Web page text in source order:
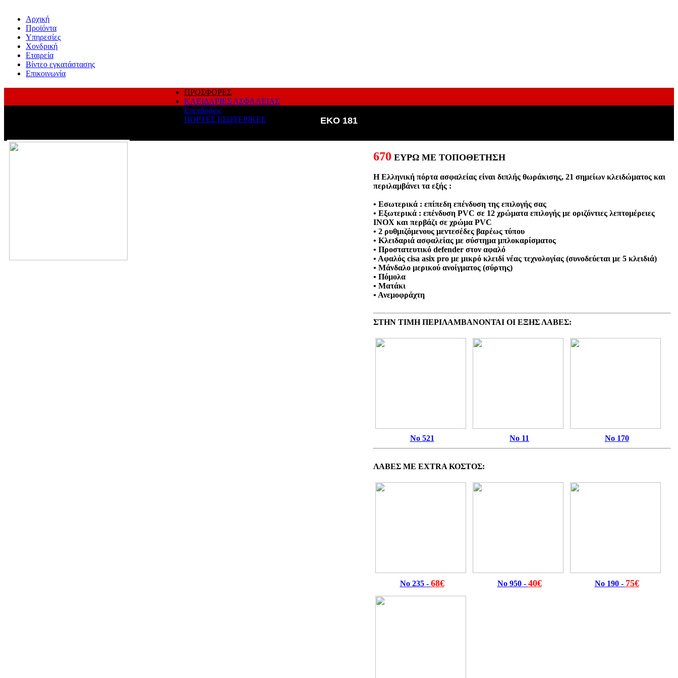
Αρχική
Προϊόντα
Υπηρεσίες
Χονδρική
Εταιρεία
Βίντεο εγκατάστασης
Επικοινωνία
ΠΡΟΣΦΟΡΕΣ
ΚΛΕΙΔΑΡΙΕΣ ΑΣΦΑΛΕΙΑΣ
Επενδύσεις
ΠΟΡΤΕΣ ΕΣΩΤΕΡΙΚΕΣ
EKO 181
670 ΕΥΡΩ ΜΕ ΤΟΠΟΘΕΤΗΣΗ
Η Ελληνική πόρτα ασφαλείας είναι διπλής θωράκισης, 21 σημείων κλειδώματος και
περιλαμβάνει τα εξής :
• Εσωτερικά : επίπεδη επένδυση της επιλογής σας
• Εξωτερικά : επένδυση PVC σε 12 χρώματα επιλογής με οριζόντιες λεπτομέρειες
ΙΝΟΧ και περβάζι σε χρώμα PVC
• 2 ρυθμιζόμενους μεντεσέδες βαρέως τύπου
• Κλειδαριά ασφαλείας με σύστημα μπλοκαρίσματος
• Προστατευτικό defender στον αφαλό
• Αφαλός cisa asix pro με μικρό κλειδί νέας τεχνολογίας (συνοδεύεται με 5 κλειδιά)
• Μάνδαλο μερικού ανοίγματος (σύρτης)
• Πόμολα
• Ματάκι
• Ανεμοφράχτη
ΣΤΗΝ ΤΙΜΗ ΠΕΡΙΛΑΜΒΑΝΟΝΤΑΙ ΟΙ ΕΞΗΣ ΛΑΒΕΣ:
Νο 521 Νο 11 Νο 170
ΛΑΒΕΣ ΜΕ EXTRA ΚΟΣΤΟΣ:
Νο 235 - 68€ Νο 950 - 40€ Νο 190 - 75€